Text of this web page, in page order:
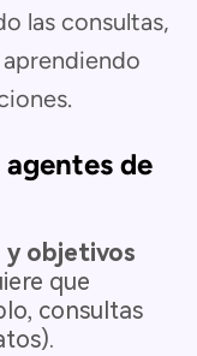
las consultas,
de
y objetivos
que
consultas